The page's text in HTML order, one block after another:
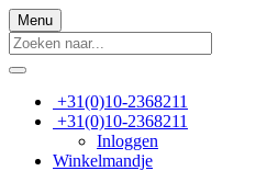
Menu
+31(0)10-2368211
+31(0)10-2368211
Inloggen
Winkelmandje